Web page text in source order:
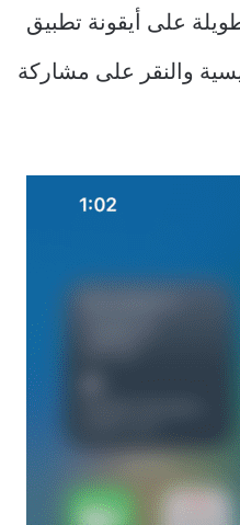
على أيقونة تطبيق
والنقر على مشاركة